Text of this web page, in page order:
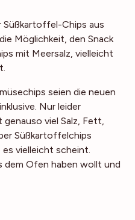
Süßkartoffel-Chips aus
Möglichkeit, den Snack
mit Meersalz, vielleicht
seien die neuen
Nur leider
genauso viel Salz, Fett,
Süßkartoffelchips
vielleicht scheint.
dem Ofen haben wollt und